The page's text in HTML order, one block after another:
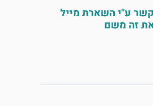
קשר ע"י השארת מייל
את זה משם